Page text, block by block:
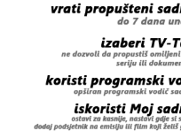
2.936 vozila su